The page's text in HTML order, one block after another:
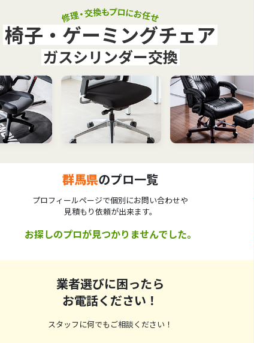
椅子・ゲーミングチェア
ガスシリンダー交換
群馬県のプロ一覧
プロフィールページで個別にお問い合わせや
見積もり依頼が出来ます。
お探しのプロが見つかりませんでした。
業者選びに困ったら
お電話ください！
スタッフに何でもご相談ください！